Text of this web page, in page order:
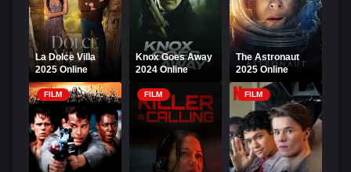
La Dolce Villa
2025 Online
Subtitrat
Knox Goes Away
2024 Online
The Astronaut
2025 Online
Subtitrat
FILM FILM FILM